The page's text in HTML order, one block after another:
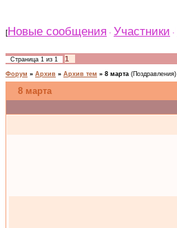
[Новые сообщения · Участники ·
Страница 1 из 1 1
Форум » Архив » Архив тем » 8 марта (Поздравления)
8 марта